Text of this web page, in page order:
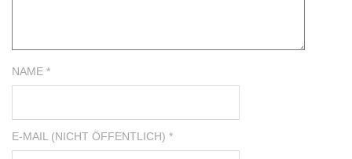
NAME *
E-MAIL (NICHT ÖFFENTLICH) *